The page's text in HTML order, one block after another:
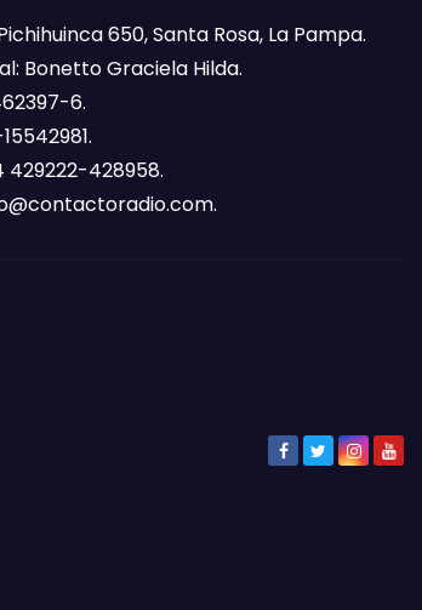
650, Santa Rosa, La Pampa.
Bonetto Graciela Hilda.
6.
429222-428958.
.